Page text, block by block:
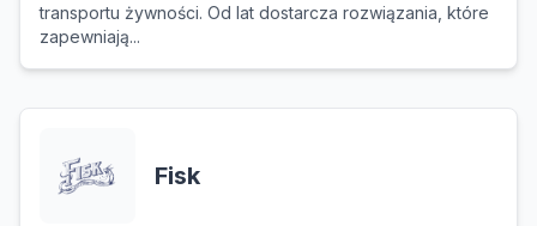
transportu żywności. Od lat dostarcza rozwiązania, które
zapewniają...
Fisk